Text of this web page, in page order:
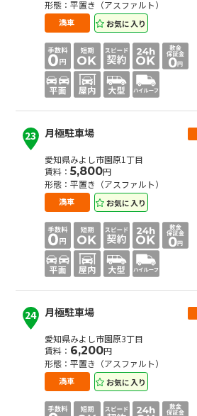
形態：平置き（アスファルト）
お気に入り
満車
23 月極駐車場
愛知県みよし市園原1丁目
賃料：5,800円
形態：平置き（アスファルト）
お気に入り
満車
24 月極駐車場
愛知県みよし市園原3丁目
賃料： 6,200円
形態：平置き（アスファルト）
お気に入り
満車